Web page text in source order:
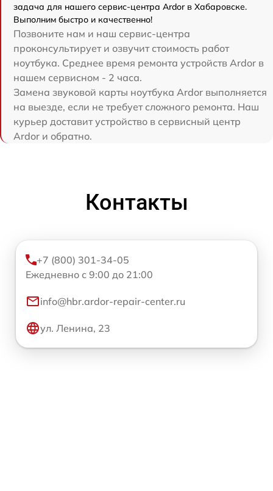
задача для нашего сервис-центра Ardor в Хабаровске.
Выполним быстро и качественно!
Позвоните нам и наш сервис-центра
проконсультирует и озвучит стоимость работ
ноутбука. Среднее время ремонта устройств Ardor в
нашем сервисном - 2 часа.
Замена звуковой карты ноутбука Ardor выполняется
на выезде, если не требует сложного ремонта. Наш
курьер доставит устройство в сервисный центр
Ardor и обратно.
Контакты
+7 (800) 301-34-05
Ежедневно с 9:00 до 21:00
info@hbr.ardor-repair-center.ru
ул. Ленина, 23